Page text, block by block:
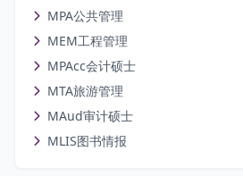
MPA公共管理
MEM工程管理
MPAcc会计硕士
MTA旅游管理
MAud审计硕士
MLIS图书情报